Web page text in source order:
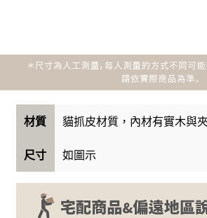
材質 貓抓皮材質，內材有實木與
尺寸 如圖示